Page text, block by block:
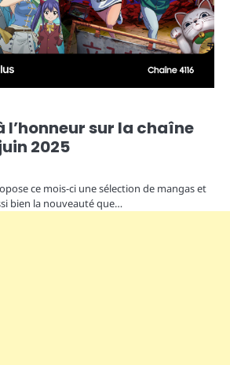
l’honneur sur la chaîne
2025
ce mois-ci une sélection de mangas et
bien la nouveauté que…